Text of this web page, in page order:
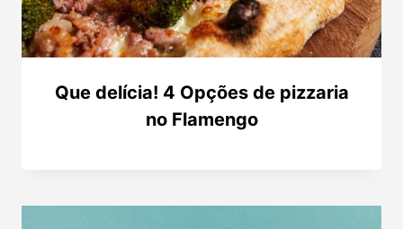
Que delícia! 4 Opções de pizzaria
no Flamengo